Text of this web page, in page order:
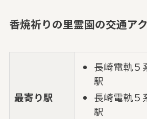
香焼祈りの里霊園の交通ア
最寄り駅
長崎電軌５
駅
長崎電軌５
駅